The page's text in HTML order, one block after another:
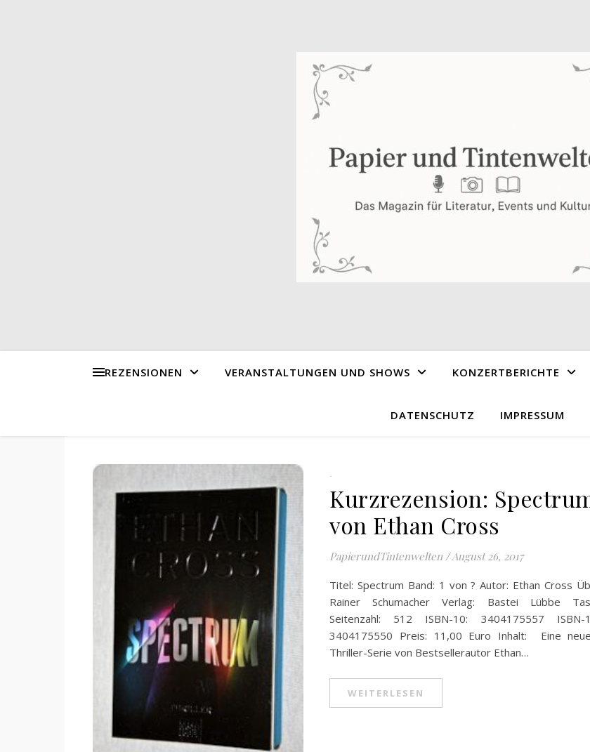
REZENSIONEN VERANSTALTUNGEN UND SHOWS KONZERTBERICHTE
DATENSCHUTZ IMPRESSUM
.
Kurzrezension:
von Ethan Cross
PapierundTintenwelten /August 26, 2017
Titel: Spectrum Band: 1 von ? Autor: Ethan Cross
Rainer Schumacher Verlag: Bastei Lübbe
Seitenzahl: 512 ISBN-10: 3404175557
3404175550 Preis: 11,00 Euro Inhalt: Eine
Thriller-Serie von Bestsellerautor Ethan…
WEITERLESEN